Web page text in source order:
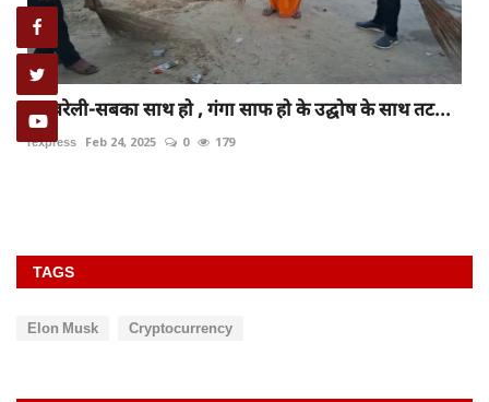
रायबरेली-सबका साथ हो , गंगा साफ हो के उद्घोष के साथ तट...
rexpress Feb 24, 2025 0 179
TAGS
Elon Musk Cryptocurrency